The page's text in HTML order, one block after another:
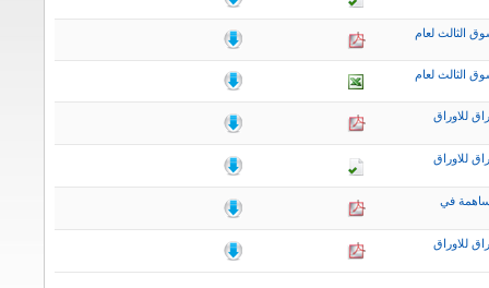
الثالث لعام
الثالث لعام
للاوراق
للاوراق
في
للاوراق